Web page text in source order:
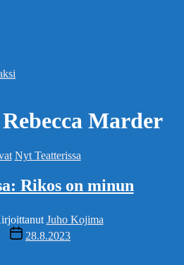
Rebecca Marder
Kategoriat
Nyt Teatterissa
Rikos on minun
Juho Kojima
Julkaisupäivämäärä
28.8.2023